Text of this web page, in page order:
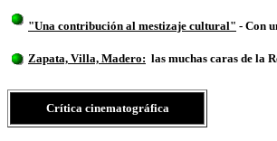
"Una contribución al mestizaje cultural" - Con
Zapata, Villa, Madero: las muchas caras de la
Crítica cinematográfica